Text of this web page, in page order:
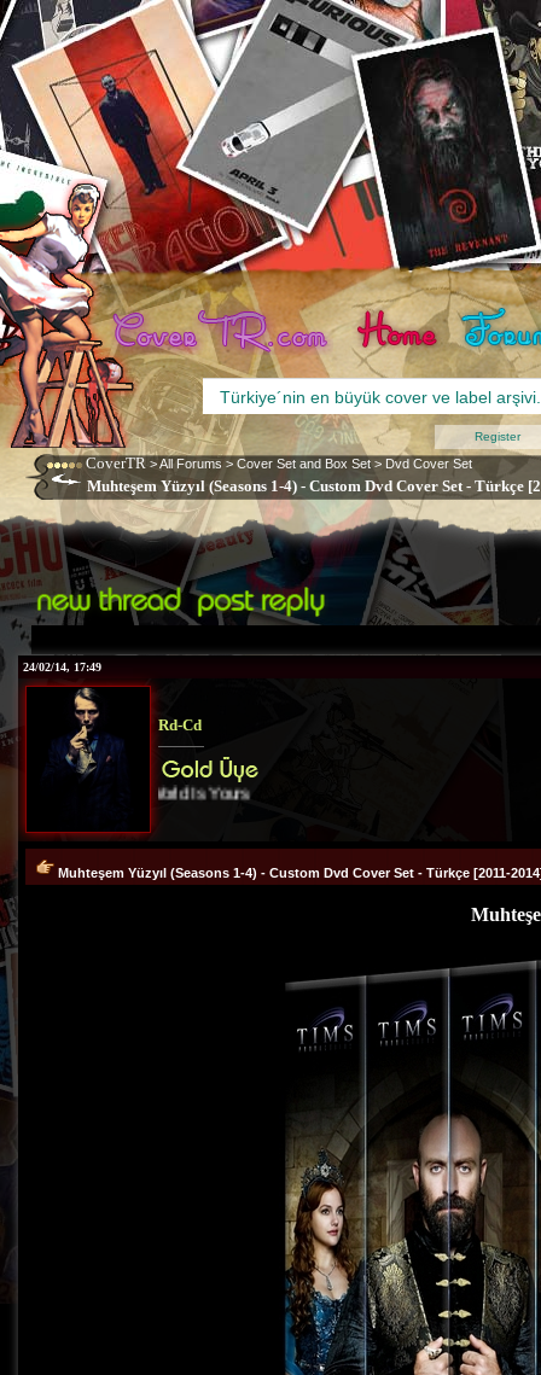
CoverTR >All Forums > Cover Set and Box Set > Dvd Cover Set
Muhteşem Yüzyıl (Seasons 1-4) - Custom Dvd Cover Set - Türkçe
Register
24/02/14, 17:49
Rd-Cd
The World Is Yours
Muhteşem Yüzyıl (Seasons 1-4) - Custom Dvd Cover Set - Türkçe [2011-